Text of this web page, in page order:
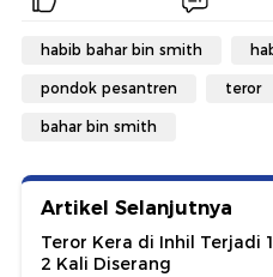
habib bahar bin smith
pondok pesantren teror
bahar bin smith
Artikel Selanjutnya
Teror Kera di Inhil Terjadi
2 Kali Diserang